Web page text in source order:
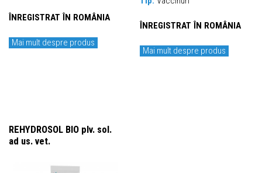
ÎNREGISTRAT ÎN ROMÂNIA
Mai mult despre produs
ÎNREGISTRAT ÎN ROMÂNIA
Mai mult despre produs
REHYDROSOL BIO plv. sol.
ad us. vet.